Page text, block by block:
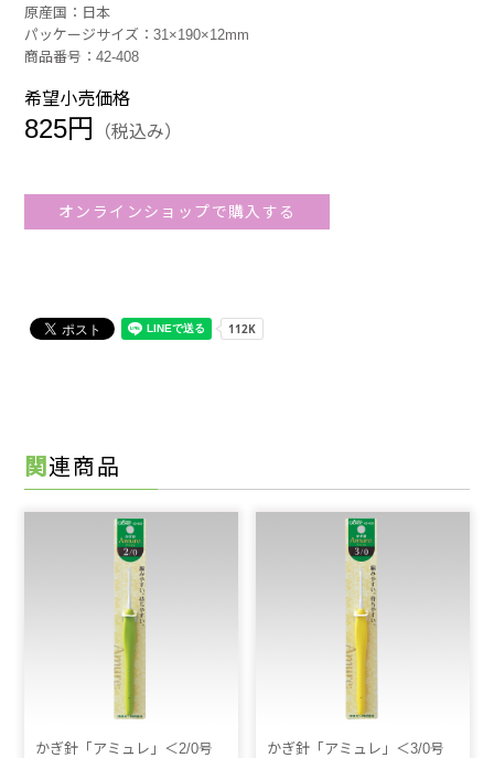
原産国：日本
パッケージサイズ：31×190×12mm
商品番号：42-408
希望小売価格
825円 （税込み）
オンラインショップで購入する
関連商品
かぎ針「アミュレ」＜2/0号
かぎ針「アミュレ」＜3/0号